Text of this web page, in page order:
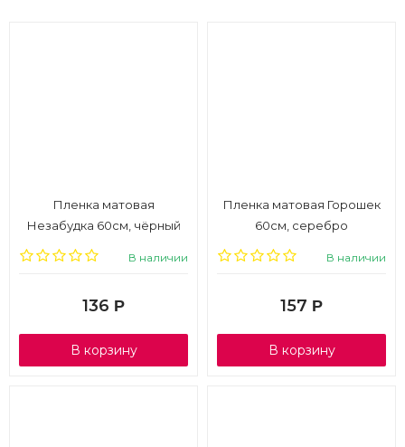
Пленка матовая
Незабудка 60см, чёрный
В наличии
136 Р
В корзину
Пленка матовая Горошек
60см, серебро
В наличии
157 Р
В корзину